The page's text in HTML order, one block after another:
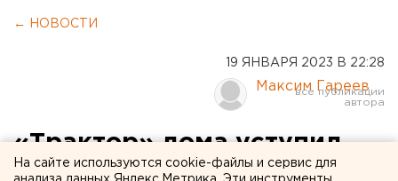
← НОВОСТИ
19 ЯНВАРЯ 2023 В 22:28
Максим Гареев
«Трактор» дома уступил
«Барысу»
На сайте используются cookie-файлы и сервис для